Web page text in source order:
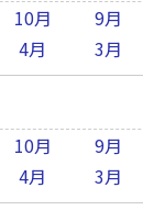
10月 9月
4月 3月
10月 9月
4月 3月